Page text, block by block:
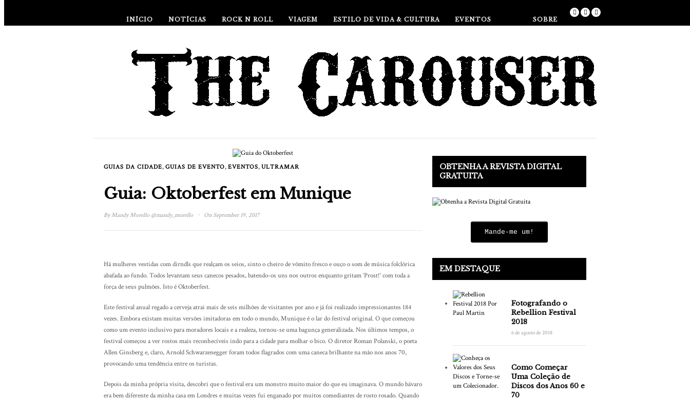
INÍCIO NOTÍCIAS ROCK N ROLL VIAGEM ESTILO DE VIDA & CULTURA EVENTOS SOBRE
GUIAS DA CIDADE, GUIAS DE EVENTO, EVENTOS, ULTRAMAR
Guia: Oktoberfest em Munique
ByMandy Morello @mandy_morello · On September 19, 2017
Há mulheres vestidas com dirndls que realçam os seios, sinto o cheiro de vômito fresco e ouço o som de música folclórica
abafada ao fundo. Todos levantam seus canecos pesados, batendo-os uns nos outros enquanto gritam ‘Prost!’ com toda a
força de seus pulmões. Isto é Oktoberfest.
Este festival anual regado a cerveja atrai mais de seis milhões de visitantes por ano e já foi realizado impressionantes 184
vezes. Embora existam muitas versões imitadoras em todo o mundo, Munique é o lar do festival original. O que começou
como um evento inclusivo para moradores locais e a realeza, tornou-se uma bagunça generalizada. Nos últimos tempos, o
festival começou a ver rostos mais reconhecíveis indo para a cidade para molhar o bico. O diretor Roman Polanski, o poeta
Allen Ginsberg e, claro, Arnold Schwarzenegger foram todos flagrados com uma caneca brilhante na mão nos anos 70,
provocando uma tendência entre os turistas.
Depois da minha própria visita, descobri que o festival era um monstro muito maior do que eu imaginava. O mundo bávaro
era bem diferente da minha casa em Londres e muitas vezes fui enganado por muitos comediantes de rosto rosado. Quando
OBTENHA A REVISTA DIGITAL
GRATUITA
Mande-me um!
EM DESTAQUE
Fotografando o
Rebellion Festival
2018
6 de agosto de 2018
Como Começar
Uma Coleção de
Discos dos Anos 60 e
70